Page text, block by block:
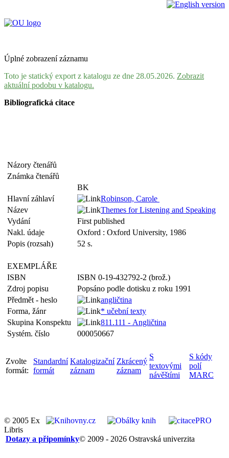
Úplné zobrazení záznamu
Toto je statický export z katalogu ze dne 28.05.2026. Zobrazit
aktuální podobu v katalogu.
Bibliografická citace
Názory čtenářů
Známka čtenářů
BK
Hlavní záhlaví
Robinson, Carole
Název
Themes for Listening and Speaking
Vydání
First published
Nakl. údaje
Oxford : Oxford University, 1986
Popis (rozsah)
52 s.
EXEMPLÁŘE
ISBN
ISBN 0-19-432792-2 (brož.)
Zdroj popisu
Popsáno podle dotisku z roku 1991
Předmět - heslo
angličtina
Forma, žánr
* učební texty
Skupina Konspektu
811.111 - Angličtina
Systém. číslo
000050667
Zvolte
formát:
Standardní
formát
Katalogizační
záznam
Zkrácený
záznam
S
textovými
návěštími
S kódy
polí
MARC
© 2005 Ex
Libris
© 2009 - 2026 Ostravská univerzita
Dotazy a připomínky